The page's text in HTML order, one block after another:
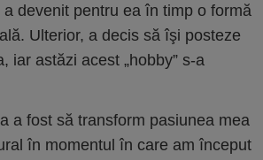
devenit pentru ea în timp o formă
Ulterior, a decis să îşi posteze
iar astăzi acest „hobby” s-a
a fost să transform pasiunea mea
în momentul în care am început